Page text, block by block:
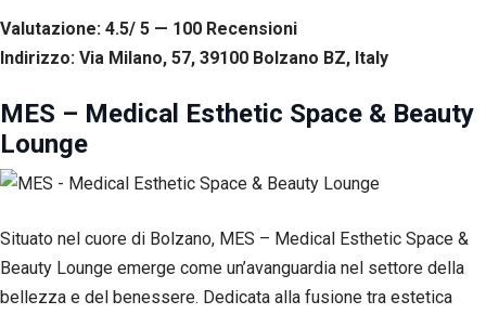
Valutazione: 4.5/ 5 — 100 Recensioni
Indirizzo: Via Milano, 57, 39100 Bolzano BZ, Italy
MES – Medical Esthetic Space & Beauty
Lounge
Situato nel cuore di Bolzano, MES – Medical Esthetic Space &
Beauty Lounge emerge come un’avanguardia nel settore della
bellezza e del benessere. Dedicata alla fusione tra estetica